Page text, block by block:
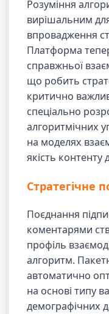
Розуміння
вирішальним
впровадження
Платформа
справжньої
що робить
критично
спеціально
алгоритмічних
на моделях
якість
Стратегічне
Поєднання
коментарями
профіль
алгоритм.
автоматично
на основі типу
демографічних